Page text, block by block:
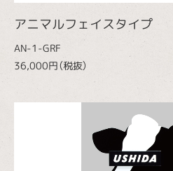
アニマルフェイスタイプ
AN-1-GRF
36,000円（税抜）